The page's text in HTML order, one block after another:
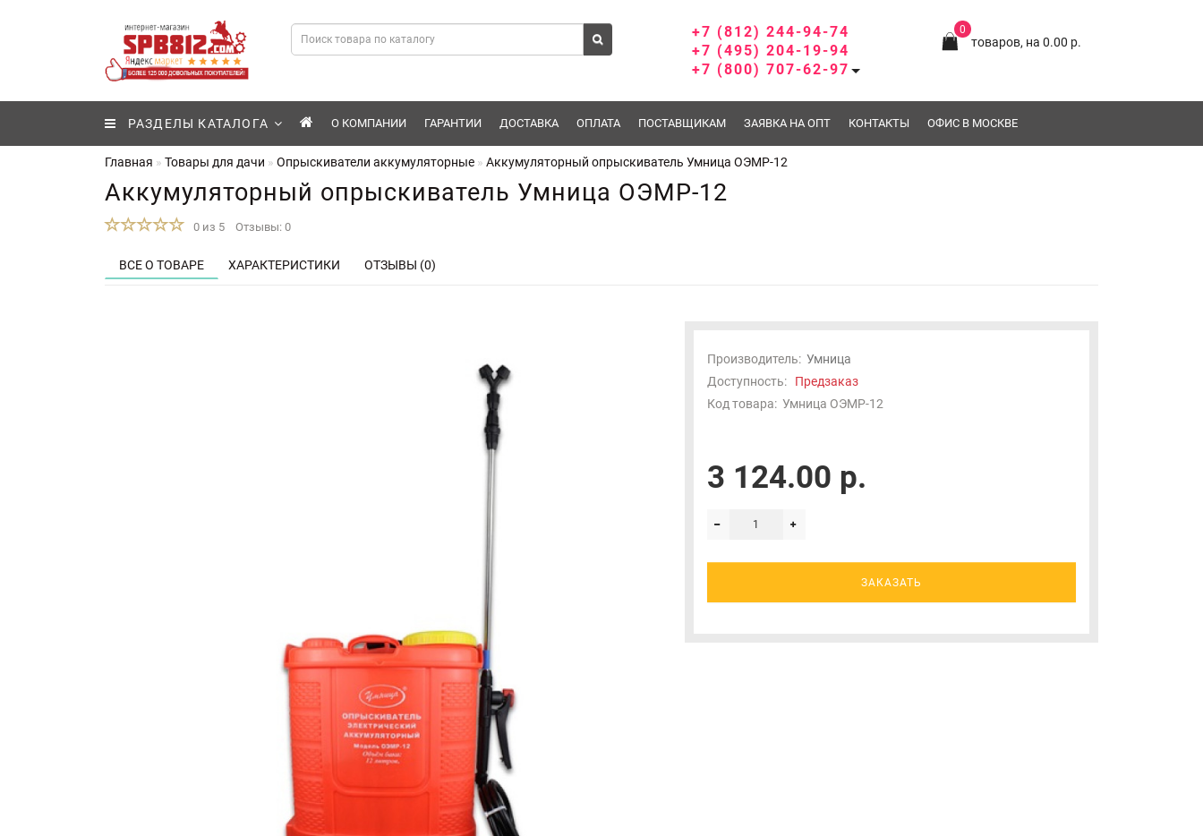
0
товаров, на 0.00 р.
+7 (812) 244-94-74
+7 (495) 204-19-94
+7 (800) 707-62-97
РАЗДЕЛЫ КАТАЛОГА О КОМПАНИИ ГАРАНТИИ ДОСТАВКА ОПЛАТА ПОСТАВЩИКАМ ЗАЯВКА НА ОПТ КОНТАКТЫ ОФИС В МОСКВЕ
Главная Товары для дачи Опрыскиватели аккумуляторные Аккумуляторный опрыскиватель Умница ОЭМР-12
Аккумуляторный опрыскиватель Умница ОЭМР-12
0 из 5 Отзывы: 0
ВСЕ О ТОВАРЕ ХАРАКТЕРИСТИКИ ОТЗЫВЫ (0)
Производитель: Умница
Доступность: Предзаказ
Код товара: Умница ОЭМР-12
3 124.00 р.
ЗАКАЗАТЬ